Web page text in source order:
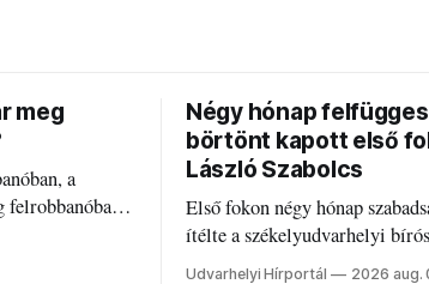
meg
a
amikor
Négy hónap
börtönt kapott első
László Szabolcs
Első fokon négy hónap
ítélte a székelyudvarhelyi
Szabolcsot.
Udvarhelyi Hírportál 2026 aug.